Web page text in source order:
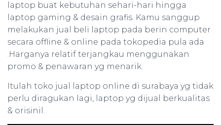
laptop buat kebutuhan sehari-hari hingga
laptop gaming & desain grafis. Kamu sanggup
melakukan jual beli laptop pada berin computer
secara offline & online pada tokopedia pula ada
.Harganya relatif terjangkau menggunakan
promo & penawaran yg menarik.
Itulah toko jual laptop online di surabaya yg tidak
perlu diragukan lagi, laptop yg dijual berkualitas
& orisinil.